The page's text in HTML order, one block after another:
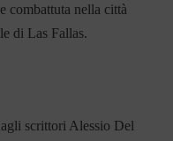
combattuta nella città
di Las Fallas.
scrittori Alessio Del